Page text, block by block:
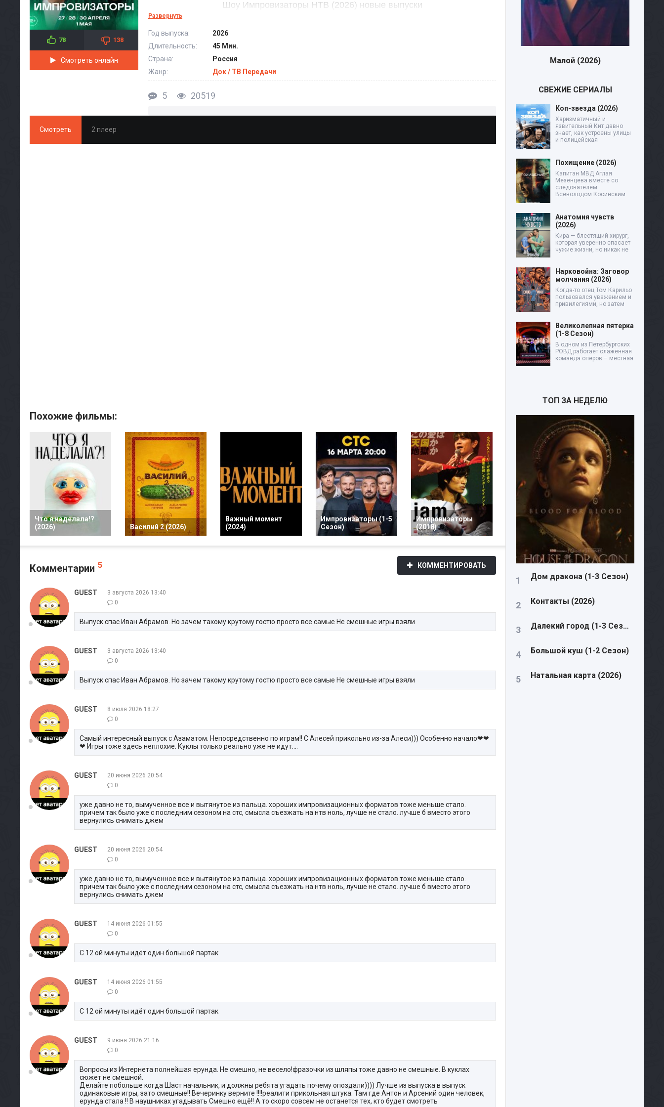
78 138
Смотреть онлайн
Шоу Импровизаторы НТВ (2026) новые выпуски
Развернуть
Год выпуска:
2026
Длительность:
45 Мин.
Страна:
Россия
Жанр:
Док / ТВ Передачи
5 20519
Смотреть 2 плеер
Похожие фильмы:
Что я наделала!?
(2026)
Василий 2 (2026)
Важный момент
(2024)
Импровизаторы (1-5
Сезон)
Импровизаторы
(2018)
Комментарии 5 КОММЕНТИРОВАТЬ
GUEST
3 августа 2026 13:40
0
Выпуск спас Иван Абрамов. Но зачем такому крутому гостю просто все самые Не смешные игры взяли
GUEST
3 августа 2026 13:40
0
Выпуск спас Иван Абрамов. Но зачем такому крутому гостю просто все самые Не смешные игры взяли
GUEST
8 июля 2026 18:27
0
Самый интересный выпуск с Азаматом. Непосредственно по играм!! С Алесей прикольно из-за Алеси))) Особенно начало❤❤
❤ Игры тоже здесь неплохие. Куклы только реально уже не идут….
GUEST
20 июня 2026 20:54
0
уже давно не то, вымученное все и вытянутое из пальца. хороших импровизационных форматов тоже меньше стало.
причем так было уже с последним сезоном на стс, смысла съезжать на нтв ноль, лучше не стало. лучше б вместо этого
вернулись снимать джем
GUEST
20 июня 2026 20:54
0
уже давно не то, вымученное все и вытянутое из пальца. хороших импровизационных форматов тоже меньше стало.
причем так было уже с последним сезоном на стс, смысла съезжать на нтв ноль, лучше не стало. лучше б вместо этого
вернулись снимать джем
GUEST
14 июня 2026 01:55
0
С 12 ой минуты идёт один большой партак
GUEST
14 июня 2026 01:55
0
С 12 ой минуты идёт один большой партак
GUEST
9 июня 2026 21:16
0
Вопросы из Интернета полнейшая ерунда. Не смешно, не весело!фразочки из шляпы тоже давно не смешные. В куклах
сюжет не смешной.
Делайте побольше когда Шаст начальник, и должны ребята угадать почему опоздали)))) Лучше из выпуска в выпуск
одинаковые игры, зато смешные!! Вечеринку верните !!!!реалити прикольная штука. Там где Антон и Арсений один человек,
ерунда стала !! В наушниках угадывать Смешно ещё!! А то скоро совсем не останется тех, кто будет смотреть
Малой (2026)
СВЕЖИЕ СЕРИАЛЫ
Коп-звезда (2026)
Харизматичный и
язвительный Кит давно
знает, как устроены улицы
и полицейская
Похищение (2026)
Капитан МВД Аглая
Мезенцева вместе со
следователем
Всеволодом Косинским
Анатомия чувств
(2026)
Кира — блестящий хирург,
которая уверенно спасает
чужие жизни, но никак не
Нарковойна: Заговор
молчания (2026)
Когда-то отец Том Карильо
пользовался уважением и
привилегиями, но затем
Великолепная пятерка
(1-8 Сезон)
В одном из Петербургских
РОВД работает слаженная
команда оперов – местная
ТОП ЗА НЕДЕЛЮ
Дом дракона (1-3 Сезон)
Контакты (2026)
Далекий город (1-3 Сезон)
Большой куш (1-2 Сезон)
Натальная карта (2026)